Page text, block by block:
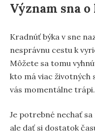
Význam sna
Kradnúť býka v sne
nesprávnu cestu k
Môžete sa tomu
kto má viac životných
vás momentálne trápi.
Je potrebné nechať
ale dať si dostatok